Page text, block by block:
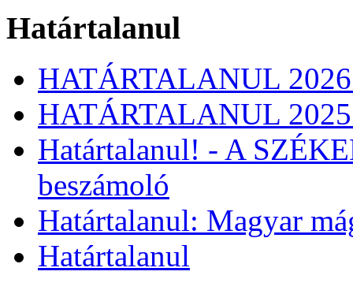
Határtalanul
HATÁRTALANUL
HATÁRTALANUL
Határtalanul! - A
beszámoló
Határtalanul: Magyar
Határtalanul